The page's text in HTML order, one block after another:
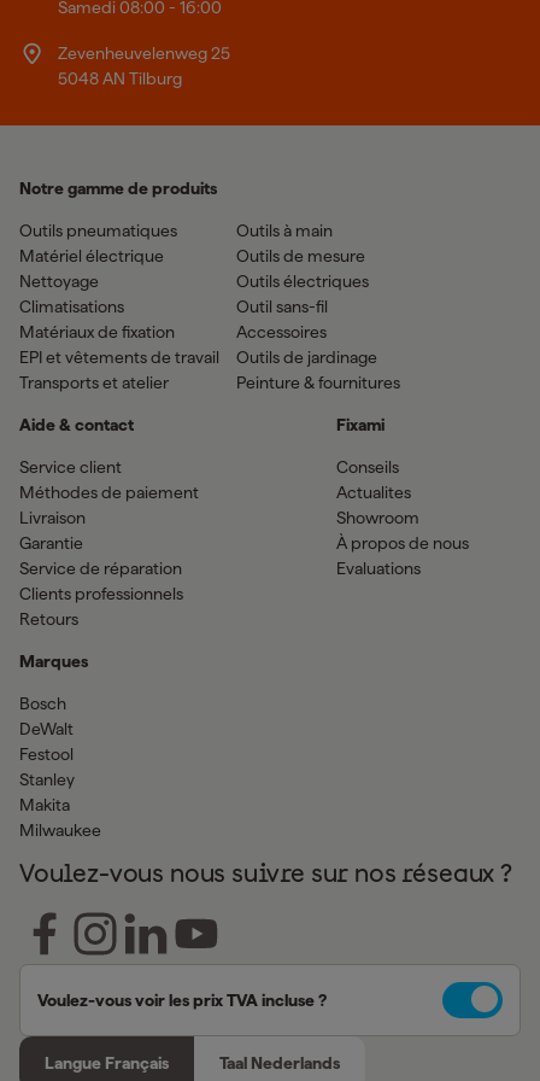
Samedi 08:00 - 16:00
Zevenheuvelenweg 25
5048 AN Tilburg
Notre gamme de produits
Outils pneumatiques
Matériel électrique
Nettoyage
Climatisations
Matériaux de fixation
EPI et vêtements de travail
Transports et atelier
Outils à main
Outils de mesure
Outils électriques
Outil sans-fil
Accessoires
Outils de jardinage
Peinture & fournitures
Aide & contact
Service client
Méthodes de paiement
Livraison
Garantie
Service de réparation
Clients professionnels
Retours
Marques
Bosch
DeWalt
Festool
Stanley
Makita
Milwaukee
Fixami
Conseils
Actualites
Showroom
À propos de nous
Evaluations
Voulez-vous nous suivre sur nos réseaux ?
Voulez-vous voir les prix TVA incluse ?
Langue Français Taal Nederlands